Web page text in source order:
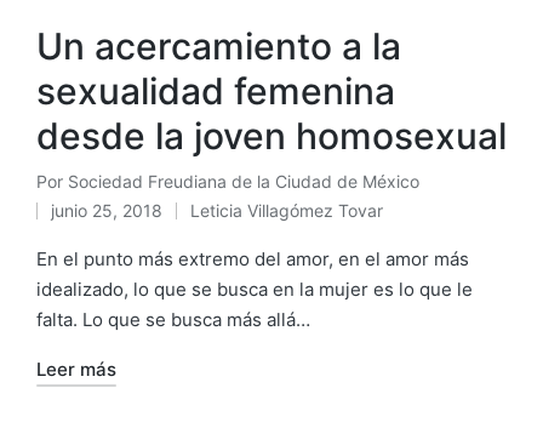
Un acercamiento a la
sexualidad femenina
desde la joven homosexual
Publicado
por
Por Sociedad Freudiana de la Ciudad de México
junio 25, 2018
Publicado
en
Leticia Villagómez Tovar
En el punto más extremo del amor, en el amor más
idealizado, lo que se busca en la mujer es lo que le
falta. Lo que se busca más allá…
Leer más